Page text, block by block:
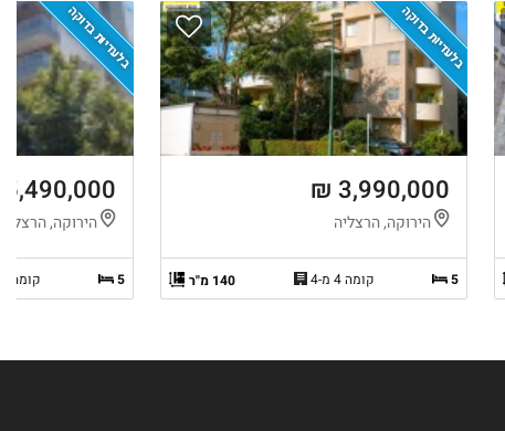
בלעדיות בדוקה
3,990,000 ₪
הירוקה, הרצליה
5 קומה 4 מ-4 140 מ"ר
בלעדיות בדוקה
5,490,000 ₪
הירוקה, הרצליה
5 קומה 6 מ-6